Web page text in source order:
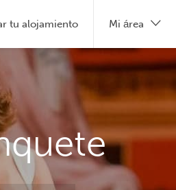
tu alojamiento Mi área